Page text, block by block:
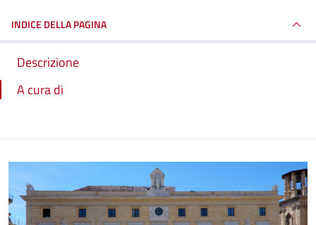
INDICE DELLA PAGINA
Descrizione
A cura di